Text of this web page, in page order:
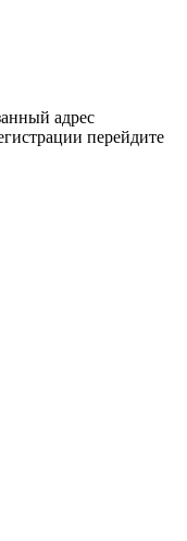
адрес
перейдите